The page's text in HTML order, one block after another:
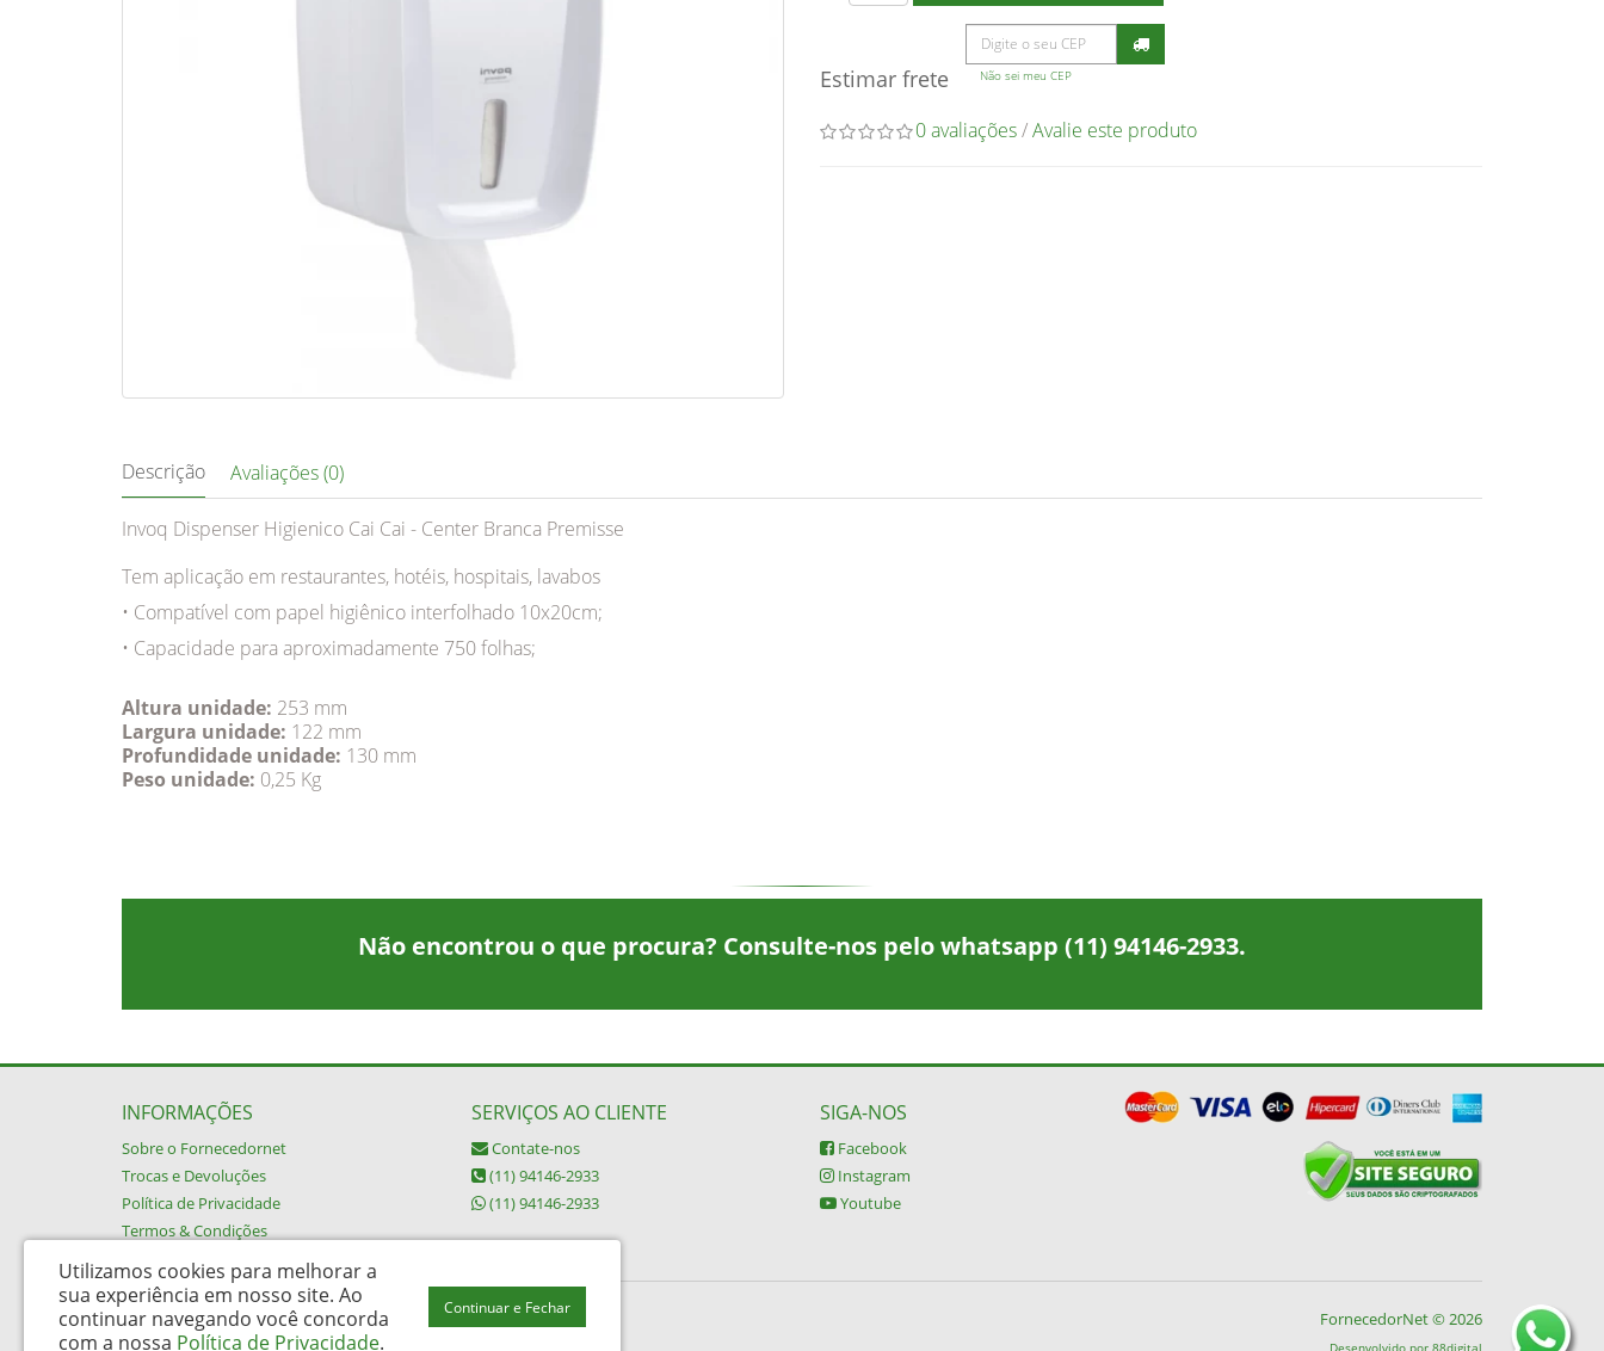
Estimar frete Não sei meu CEP
0 avaliações/Avalie este produto
Descrição Avaliações (0)
Invoq Dispenser Higienico Cai Cai - Center Branca Premisse
Tem aplicação em restaurantes, hotéis, hospitais, lavabos
• Compatível com papel higiênico interfolhado 10x20cm;
• Capacidade para aproximadamente 750 folhas;
Altura unidade: 253 mm
Largura unidade: 122 mm
Profundidade unidade: 130 mm
Peso unidade: 0,25 Kg
Não encontrou o que procura? Consulte-nos pelo whatsapp (11) 94146-2933.
INFORMAÇÕES
Sobre o Fornecedornet
Trocas e Devoluções
Política de Privacidade
Termos & Condições
SERVIÇOS AO CLIENTE
Contate-nos
(11) 94146-2933
(11) 94146-2933
SIGA-NOS
Facebook
Instagram
Youtube
Buypack Brasil Descartáveis Ltda - CNPJ: 06.002.162/0001-45
Rua da Alfândega 487 – Brás - São Paulo / SP - CEP: 03006-030
FornecedorNet © 2026
Desenvolvido por 88digital
Utilizamos cookies para melhorar a
sua experiência em nosso site. Ao
continuar navegando você concorda
com a nossa Política de Privacidade.
Continuar e Fechar